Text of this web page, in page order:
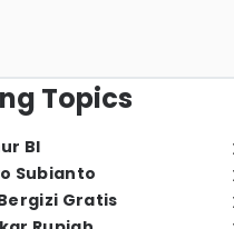
Topics
BI
Subianto
Gratis